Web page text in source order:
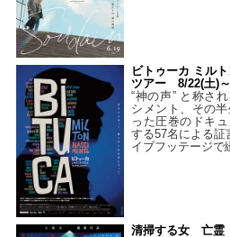
ビトゥーカ ミル
ツアー 8/22(土)～
“神の声” と称さ
シメント、その
った圧巻のドキ
する57名による証
イブフッテージで
清掃する女 亡霊